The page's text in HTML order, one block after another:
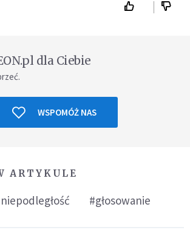
dla Ciebie
WSPOMÓŻ NAS
ARTYKULE
#głosowanie